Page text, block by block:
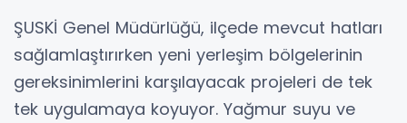
ŞUSKİ Genel Müdürlüğü, ilçede mevcut hatları
sağlamlaştırırken yeni yerleşim bölgelerinin
gereksinimlerini karşılayacak projeleri de tek
tek uygulamaya koyuyor. Yağmur suyu ve